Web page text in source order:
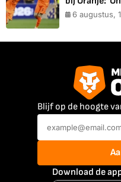
6 augustus,
Blijf op de hoogte
Download de